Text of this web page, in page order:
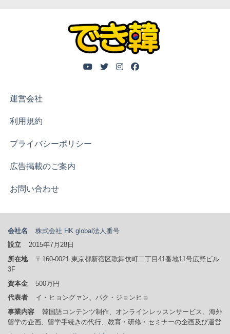
運営会社
利用規約
プライバシーポリシー
広告掲載のご案内
お問い合わせ
会社名 株式会社 HK global法人番号
設立
2015年7月28日
所在地
〒160-0021 東京都新宿区歌舞伎町二丁目41番地11号広野ビル
3F
資本金
500万円
代表者
イ・ヒョングァン、パク・ジョンヒョ
事業内容
韓国語コンテンツ制作、オンラインレッスンサービス、海外
留学の企画、留学手続きの代行、教育・研修・セミナーの企画及び運営